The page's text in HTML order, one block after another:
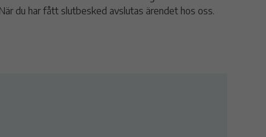
du har fått slutbesked avslutas ärendet hos oss.